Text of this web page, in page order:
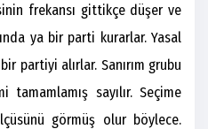
frekansı gittikçe düşer ve
ya bir parti kurarlar. Yasal
partiyi alırlar. Sanırım grubu
sayılır. Seçime
görmüş olur böylece.